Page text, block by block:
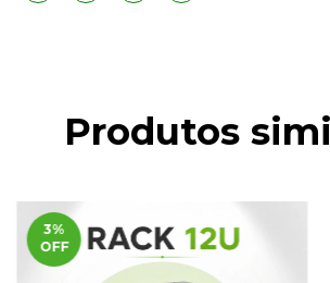
Produtos
3%
OFF